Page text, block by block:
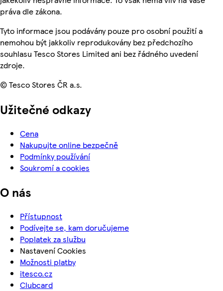
práva dle zákona.
Tyto informace jsou podávány pouze pro osobní použití a
nemohou být jakkoliv reprodukovány bez předchozího
souhlasu Tesco Stores Limited ani bez řádného uvedení
zdroje.
© Tesco Stores ČR a.s.
Užitečné odkazy
Cena
Nakupujte online bezpečně
Podmínky používání
Soukromí a cookies
O nás
Přístupnost
Podívejte se, kam doručujeme
Poplatek za službu
Nastavení Cookies
Možnosti platby
itesco.cz
Clubcard